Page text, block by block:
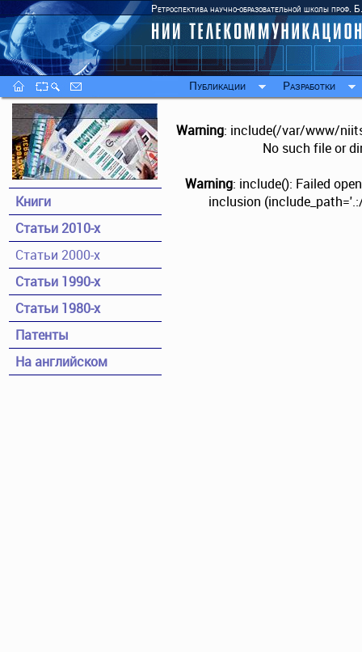
Ретроспектива научно-образовательной школы проф.
Публикации Разработки
Книги
Статьи 2010-х
Статьи 2000-х
Статьи 1990-х
Статьи 1980-х
Патенты
На английском
Warning: include(/var/www/
No such file or
Warning: include(): Failed
inclusion